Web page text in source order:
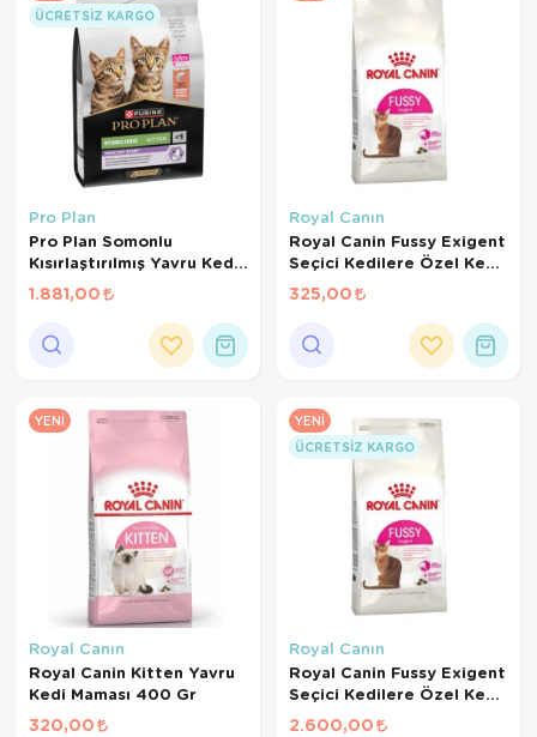
ÜCRETSIZ KARGO
Pro Plan
Pro Plan Somonlu
Kısırlaştırılmış Yavru Kedi
Maması 3 Kg
1.881,00
Royal Canın
Royal Canin Fussy Exigent
Seçici Kedilere Özel Kedi
Maması 400 Gr
325,00
YENI
Royal Canın
Royal Canin Kitten Yavru
Kedi Maması 400 Gr
320,00
YENI
ÜCRETSIZ KARGO
Royal Canın
Royal Canin Fussy Exigent
Seçici Kedilere Özel Kedi
Maması 4 Kg
2.600,00